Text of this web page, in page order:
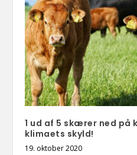
1 ud af 5 skærer ned
klimaets skyld!
19. oktober 2020